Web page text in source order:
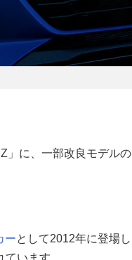
」に、一部改良モデルの
ーとして2012年に登場し
います。